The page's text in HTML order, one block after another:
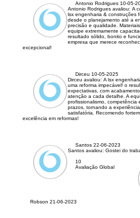
Antonio Rodrigues 10-05-
Antonio Rodrigues avaliou: A
lsx engenharia & construções
desde o planejamento até a
precisão e qualidade.
equipe extremamente
resultado sólido, bonito e
empresa que merece
excepcional!
Dirceu 10-05-2025
Dirceu avaliou: A lsx
uma reforma impecável! o
expectativas, com
atenção a cada detalhe. A
profissionalismo, competência
prazos, tornando a
satisfatória. Recomendo
excelência em reformas!
Santos 22-06-2023
Santos avaliou: Gostei do
10
Avaliação Global
Robson 21-06-2023